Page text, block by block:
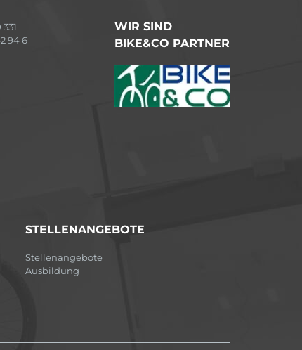
94 6
WIR SIND
BIKE&CO PARTNER
STELLENANGEBOTE
Stellenangebote
Ausbildung